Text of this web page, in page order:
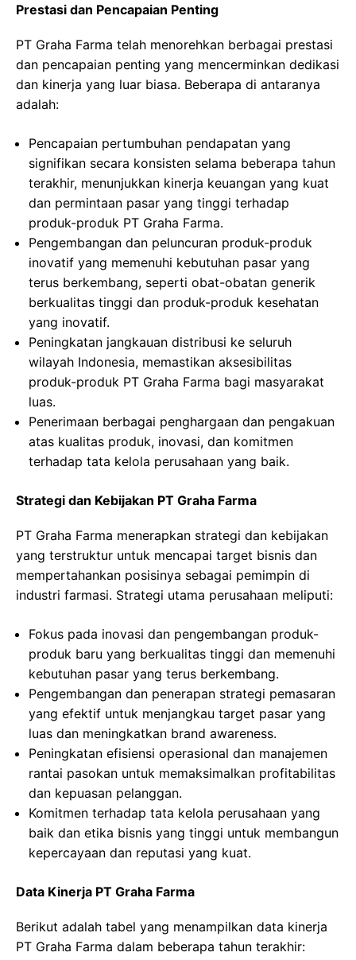
Prestasi dan Pencapaian Penting
PT Graha Farma telah menorehkan berbagai prestasi
dan pencapaian penting yang mencerminkan dedikasi
dan kinerja yang luar biasa. Beberapa di antaranya
adalah:
Pencapaian pertumbuhan pendapatan yang
signifikan secara konsisten selama beberapa tahun
terakhir, menunjukkan kinerja keuangan yang kuat
dan permintaan pasar yang tinggi terhadap
produk-produk PT Graha Farma.
Pengembangan dan peluncuran produk-produk
inovatif yang memenuhi kebutuhan pasar yang
terus berkembang, seperti obat-obatan generik
berkualitas tinggi dan produk-produk kesehatan
yang inovatif.
Peningkatan jangkauan distribusi ke seluruh
wilayah Indonesia, memastikan aksesibilitas
produk-produk PT Graha Farma bagi masyarakat
luas.
Penerimaan berbagai penghargaan dan pengakuan
atas kualitas produk, inovasi, dan komitmen
terhadap tata kelola perusahaan yang baik.
Strategi dan Kebijakan PT Graha Farma
PT Graha Farma menerapkan strategi dan kebijakan
yang terstruktur untuk mencapai target bisnis dan
mempertahankan posisinya sebagai pemimpin di
industri farmasi. Strategi utama perusahaan meliputi:
Fokus pada inovasi dan pengembangan produk-
produk baru yang berkualitas tinggi dan memenuhi
kebutuhan pasar yang terus berkembang.
Pengembangan dan penerapan strategi pemasaran
yang efektif untuk menjangkau target pasar yang
luas dan meningkatkan brand awareness.
Peningkatan efisiensi operasional dan manajemen
rantai pasokan untuk memaksimalkan profitabilitas
dan kepuasan pelanggan.
Komitmen terhadap tata kelola perusahaan yang
baik dan etika bisnis yang tinggi untuk membangun
kepercayaan dan reputasi yang kuat.
Data Kinerja PT Graha Farma
Berikut adalah tabel yang menampilkan data kinerja
PT Graha Farma dalam beberapa tahun terakhir: